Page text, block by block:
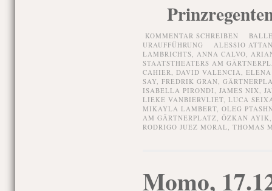
KOMMENTAR SCHREIBEN
URAUFFÜHRUNG
ALESSIO
LAMBRICHTS, ANNA CALVO,
STAATSTHEATERS AM
CAHIER, DAVID VALENCIA,
SAY, FREDRIK GRAN,
ISABELLA PIRONDI, JAMES NIX,
LIEKE VANBIERVLIET, LUCA
MIKAYLA LAMBERT, OLEG
AM GÄRTNERPLATZ, ÖZKAN AYIK
RODRIGO JUEZ MORAL, THOMAS
Momo,